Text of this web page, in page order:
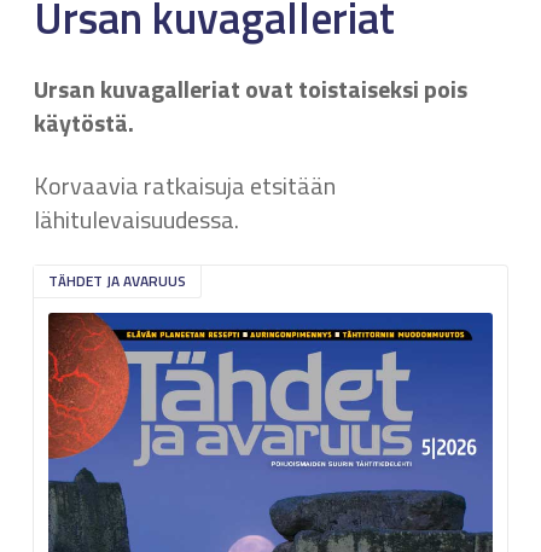
Ursan kuvagalleriat
Ursan kuvagalleriat ovat toistaiseksi pois
käytöstä.
Korvaavia ratkaisuja etsitään
lähitulevaisuudessa.
TÄHDET JA AVARUUS